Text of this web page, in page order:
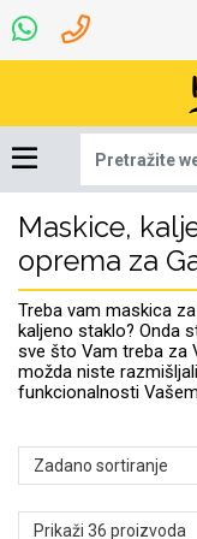
Maskice,
oprema za
Treba vam maskica
kaljeno staklo? Onda
sve što Vam treba za
možda niste
funkcionalnosti
Dinamo maskice za
mobitel
Robotski usisavači
Najprodavanije -
TOP 100
Ljetna kolekcija
Univerzalna oprema
za tablet
7.0 - 8.0 inča
Apple
Igračke i ostalo
Selfie Stick
Punjači
Mikrofoni
Pametni Satovi
Oprema za Smart
Watch
Auto Kamere
Podloga za miš
mikrofoni
Ruksaci i torbice